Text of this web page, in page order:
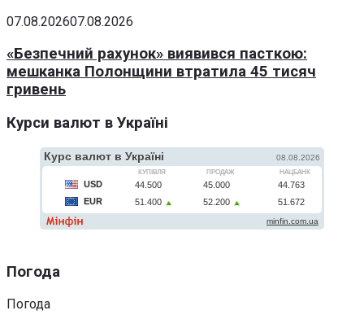
07.08.202607.08.2026
«Безпечний рахунок» виявився пасткою:
мешканка Полонщини втратила 45 тисяч
гривень
Курси валют в Україні
Погода
Погода